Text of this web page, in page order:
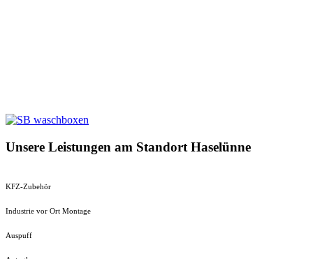
Unsere Leistungen am Standort Haselünne
KFZ-Zubehör
Industrie vor Ort Montage
Auspuff